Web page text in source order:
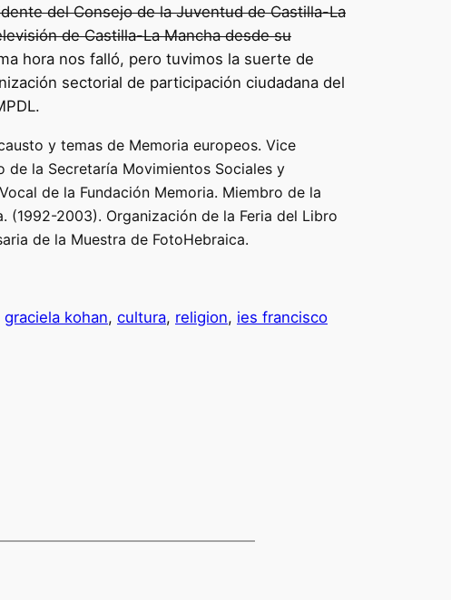
del Consejo de la Juventud de Castilla-La
de Castilla-La Mancha desde su
hora nos falló, pero tuvimos la suerte de
sectorial de participación ciudadana del
y temas de Memoria europeos. Vice
la Secretaría Movimientos Sociales y
de la Fundación Memoria. Miembro de la
(1992-2003). Organización de la Feria del Libro
de la Muestra de FotoHebraica.
graciela kohan, cultura, religion, ies francisco